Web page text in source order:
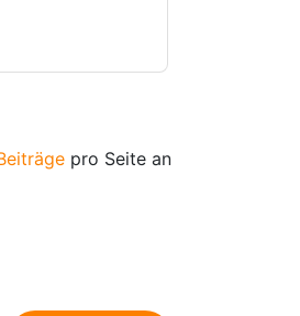
pro Seite an